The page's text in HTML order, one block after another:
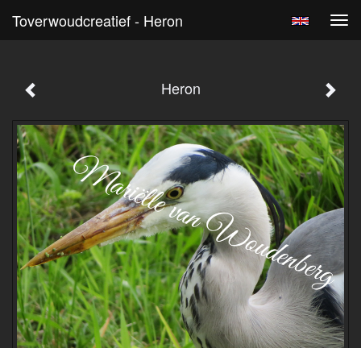
Toverwoudcreatief - Heron
Heron